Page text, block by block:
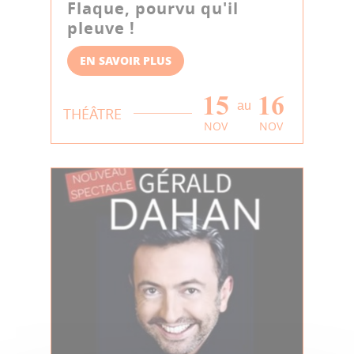
Flaque, pourvu qu'il
pleuve !
EN SAVOIR PLUS
THÉÂTRE 15
NOV
au 16
NOV